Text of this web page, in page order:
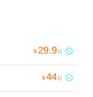
¥ 29.9起 
¥44起 